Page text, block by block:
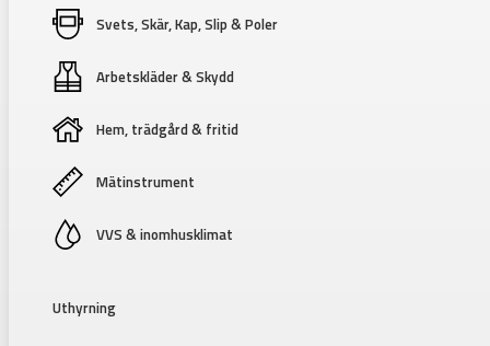
Svets, Skär, Kap, Slip & Poler
Arbetskläder & Skydd
Hem, trädgård & fritid
Mätinstrument
VVS & inomhusklimat
Uthyrning